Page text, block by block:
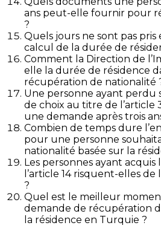
ans peut-elle fournir pour
?
Quels jours ne sont pas
calcul de la durée de
Comment la Direction de
elle la durée de résidence
récupération de nationalité
Une personne ayant perdu
de choix au titre de
une demande après trois
Combien de temps dure
pour une personne
nationalité basée sur la
Les personnes ayant
l’article 14 risquent-elles
?
Quel est le meilleur
demande de récupération
la résidence en Turquie ?